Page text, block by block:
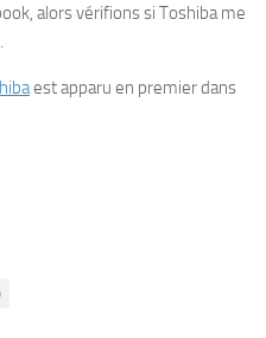
alors vérifions si Toshiba me
est apparu en premier dans